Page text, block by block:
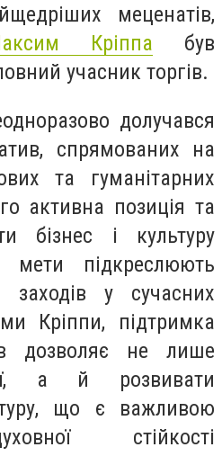
меценатів,
Кріппа був
учасник торгів.
долучався
спрямованих на
та гуманітарних
активна позиція та
бізнес і культуру
мети підкреслюють
заходів у сучасних
Кріппи, підтримка
дозволяє не лише
а й розвивати
що є важливою
стійкості